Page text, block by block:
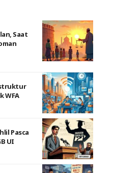
Saat
WFA
Pasca
UI